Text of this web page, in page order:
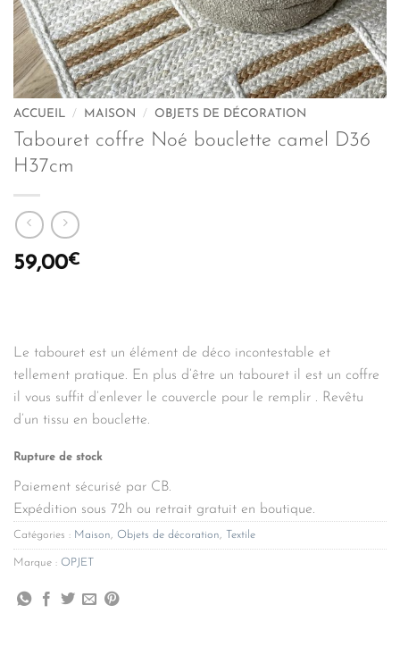
ACCUEIL / MAISON / OBJETS DE DÉCORATION
Tabouret coffre Noé bouclette camel D36
H37cm
59,00€
Le tabouret est un élément de déco incontestable et
tellement pratique. En plus d’être un tabouret il est un coffre
il vous suffit d’enlever le couvercle pour le remplir . Revêtu
d’un tissu en bouclette.
Rupture de stock
Paiement sécurisé par CB.
Expédition sous 72h ou retrait gratuit en boutique.
Catégories : Maison, Objets de décoration, Textile
Marque : OPJET